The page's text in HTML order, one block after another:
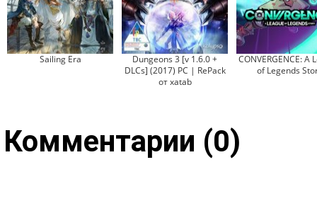
Sailing Era
Dungeons 3 [v 1.6.0 +
DLCs] (2017) PC | RePack
от xatab
CONVERGENCE: A
of Legends
Комментарии (0)